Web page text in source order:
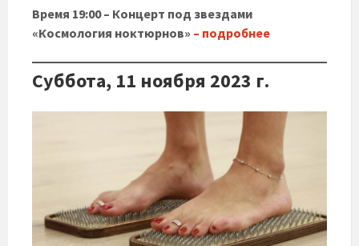
Время 19:00 – Концерт под звездами
«Космология ноктюрнов» – подробнее
Суббота, 11 ноября 2023 г.